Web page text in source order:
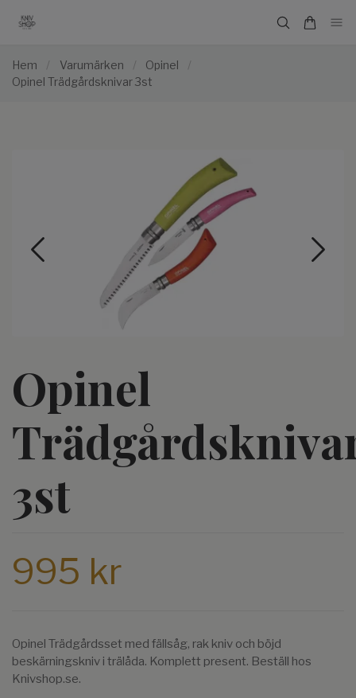
Hem / Varumärken / Opinel
/
Opinel Trädgårdsknivar 3st
Opinel
3st
995 kr
Opinel Trädgårdsset med fällsåg, rak kniv och böjd
beskärningskniv i trälåda. Komplett present. Beställ hos
Knivshop.se.